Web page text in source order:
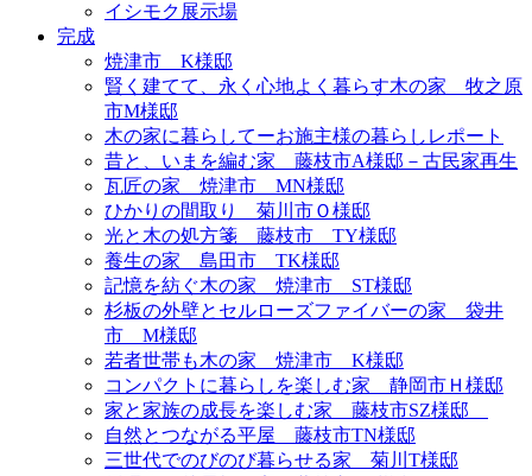
イシモク展示場
完成
焼津市 K様邸
賢く建てて、永く心地よく暮らす木の家 牧之原
市M様邸
木の家に暮らしてーお施主様の暮らしレポート
昔と、いまを編む家 藤枝市A様邸－古民家再生
瓦匠の家 焼津市 MN様邸
ひかりの間取り 菊川市Ｏ様邸
光と木の処方箋 藤枝市 TY様邸
養生の家 島田市 TK様邸
記憶を紡ぐ木の家 焼津市 ST様邸
杉板の外壁とセルローズファイバーの家 袋井
市 M様邸
若者世帯も木の家 焼津市 K様邸
コンパクトに暮らしを楽しむ家 静岡市Ｈ様邸
家と家族の成長を楽しむ家 藤枝市SZ様邸
自然とつながる平屋 藤枝市TN様邸
三世代でのびのび暮らせる家 菊川T様邸